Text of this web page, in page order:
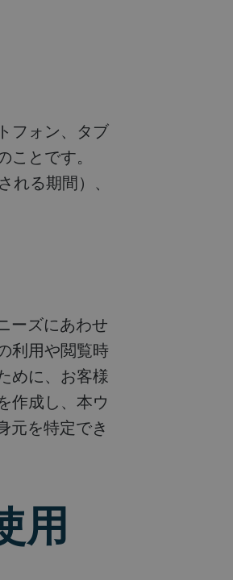
とです。
る期間）、
利用や閲覧時
めに、お客様
作成し、本ウ
元を特定でき
用